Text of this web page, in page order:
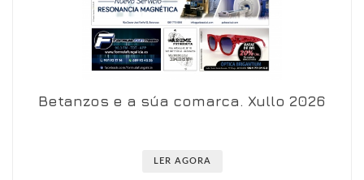
Ver en visor Ver en detalle
Betanzos e a súa comarca. Xullo 2026
LER AGORA